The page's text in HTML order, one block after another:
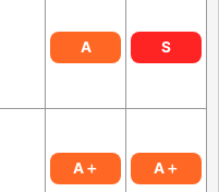
A S
A＋ A＋